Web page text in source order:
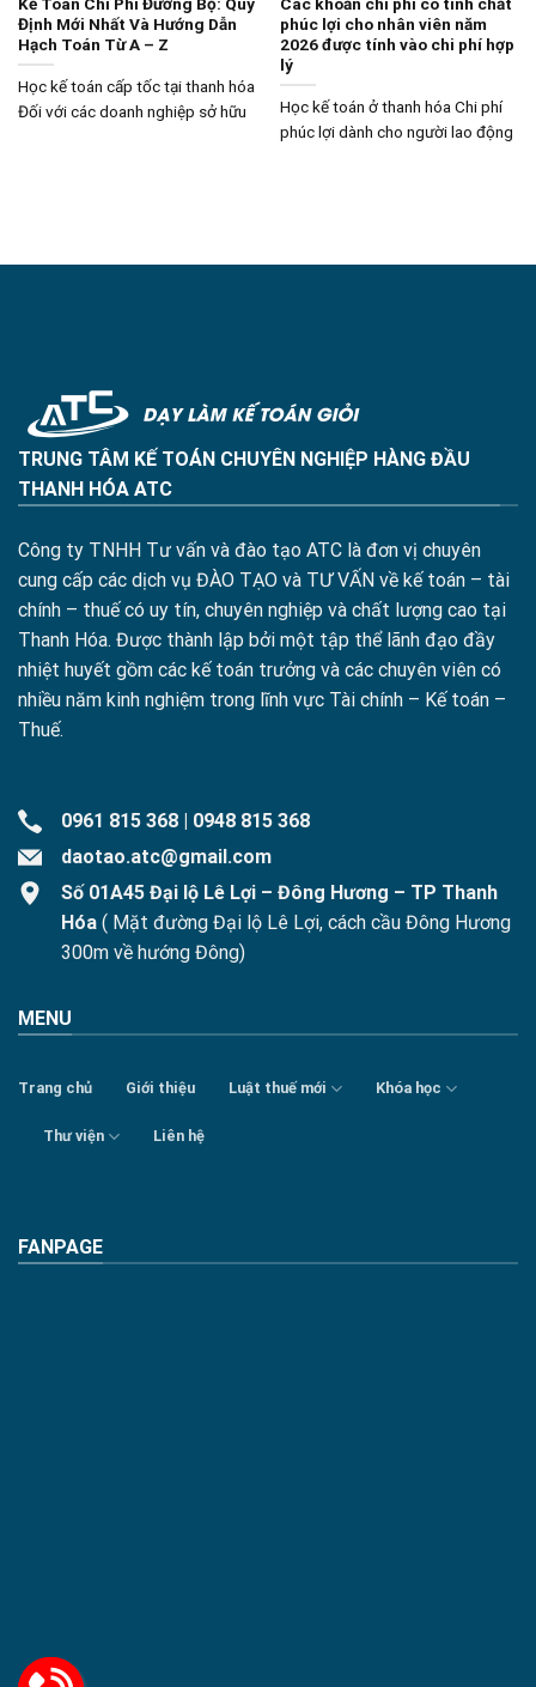
Định Mới Nhất Và Hướng Dẫn
Hạch Toán Từ A – Z
Học kế toán cấp tốc tại thanh hóa
Đối với các doanh nghiệp sở hữu
phúc lợi cho nhân viên năm
2026 được tính vào chi phí hợp
lý
Học kế toán ở thanh hóa Chi phí
phúc lợi dành cho người lao động
TRUNG TÂM KẾ TOÁN CHUYÊN NGHIỆP HÀNG ĐẦU
THANH HÓA ATC
Công ty TNHH Tư vấn và đào tạo ATC là đơn vị chuyên
cung cấp các dịch vụ ĐÀO TẠO và TƯ VẤN về kế toán – tài
chính – thuế có uy tín, chuyên nghiệp và chất lượng cao tại
Thanh Hóa. Được thành lập bởi một tập thể lãnh đạo đầy
nhiệt huyết gồm các kế toán trưởng và các chuyên viên có
nhiều năm kinh nghiệm trong lĩnh vực Tài chính – Kế toán –
Thuế.
0961 815 368 | 0948 815 368
daotao.atc@gmail.com
Số 01A45 Đại lộ Lê Lợi – Đông Hương – TP Thanh
Hóa ( Mặt đường Đại lộ Lê Lợi, cách cầu Đông Hương
300m về hướng Đông)
MENU
Trang chủ Giới thiệu Luật thuế mới Khóa học
Thư viện Liên hệ
FANPAGE